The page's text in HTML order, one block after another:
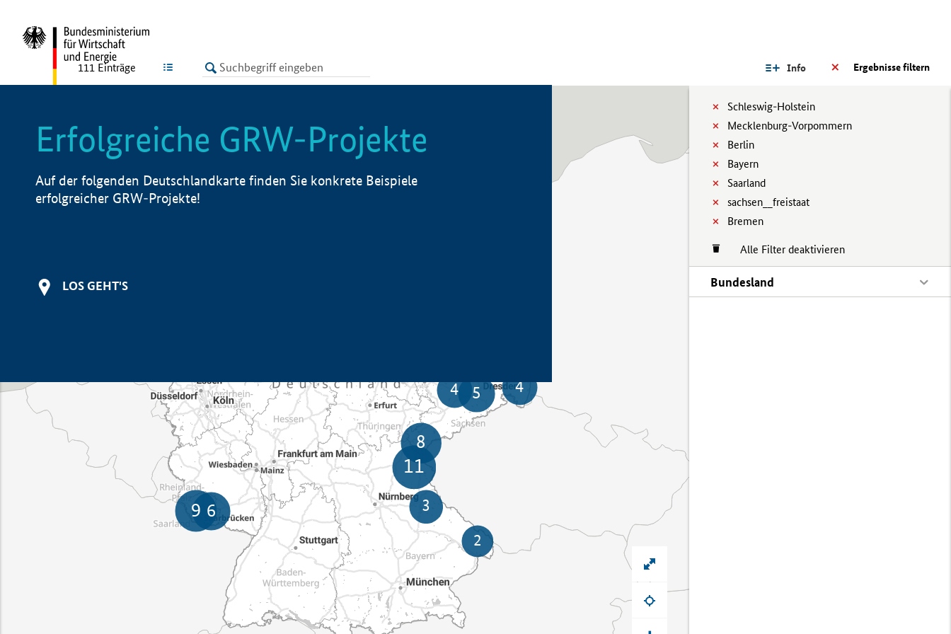
LISTE Ergebnisse filtern
Info
Schleswig-Holstein
Mecklenburg-Vorpommern
Berlin
Bayern
Saarland
sachsen__freistaat
Bremen
Alle Filter deaktivieren
Bundesland
111 Einträge
Erfolgreiche GRW-Projekte
Auf der folgenden Deutschlandkarte finden Sie konkrete Beispiele
erfolgreicher GRW-Projekte!
LOS GEHT'S